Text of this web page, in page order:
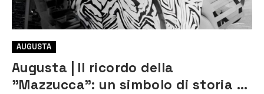
AUGUSTA
Augusta | Il ricordo della
”Mazzucca”: un simbolo di storia e